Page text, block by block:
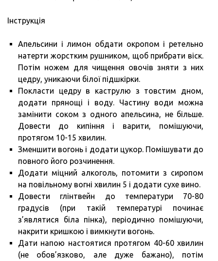
Інструкція
Апельсини і лимон обдати окропом і ретельно
натерти жорстким рушником, щоб прибрати віск.
Потім ножем для чищення овочів зняти з них
цедру, уникаючи білої підшкірки.
Покласти цедру в каструлю з товстим дном,
додати прянощі і воду. Частину води можна
замінити соком з одного апельсина, не більше.
Довести до кипіння і варити, помішуючи,
протягом 10-15 хвилин.
Зменшити вогонь і додати цукор. Помішувати до
повного його розчинення.
Додати міцний алкоголь, потомити з сиропом
на повільному вогні хвилин 5 і додати сухе вино.
Довести глінтвейн до температури 70-80
градусів (при такій температурі починає
з’являтися біла пінка), періодично помішуючи,
накрити кришкою і вимкнути вогонь.
Дати напою настоятися протягом 40-60 хвилин
(не обов’язково, але дуже бажано), потім